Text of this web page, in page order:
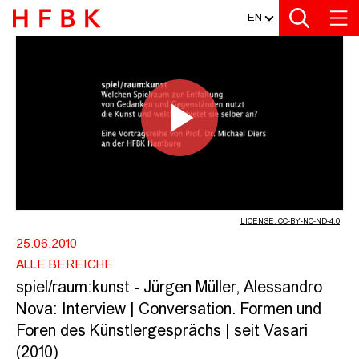
Zur Metanavigation
Zur Hauptnavigation
Zur Suche
Zum Inhalt
Zum Seitenfuss EN
Play
Video
LICENSE: CC-BY-NC-ND-4.0
25.06.2010
ALLE BEREICHE
spiel/raum:kunst - Jürgen Müller, Alessandro
Nova: Interview | Conversation. Formen und
Foren des Künstlergesprächs | seit Vasari
(2010)